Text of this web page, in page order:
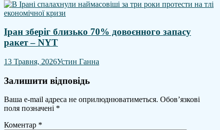
Іран зберіг близько 70% довоєнного запасу
ракет – NYT
13 Травня, 2026Устин Ганна
Залишити відповідь
Ваша e-mail адреса не оприлюднюватиметься. Обов’язкові
поля позначені *
Коментар *